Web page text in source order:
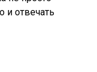
и отвечать